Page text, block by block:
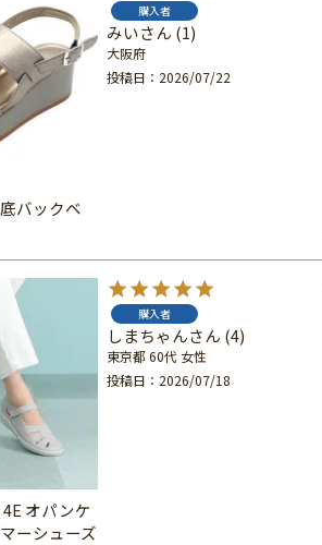
バックベ
購入者
みい 1
大阪府
投稿日
2026/07/22
オパンケ
ーシューズ
購入者
しまちゃん 4
東京都 60代 女性
投稿日
2026/07/18